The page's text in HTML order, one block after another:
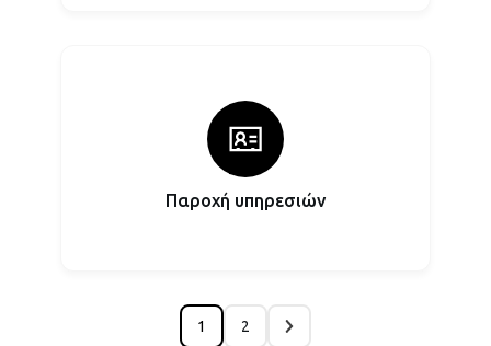
Παροχή υπηρεσιών
1 2